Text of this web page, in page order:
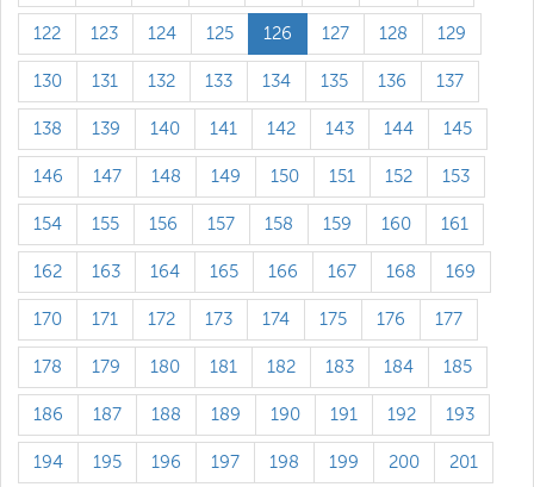
122 123 124 125 126 127 128 129
130 131 132 133 134 135 136 137
138 139 140 141 142 143 144 145
146 147 148 149 150 151 152 153
154 155 156 157 158 159 160 161
162 163 164 165 166 167 168 169
170 171 172 173 174 175 176 177
178 179 180 181 182 183 184 185
186 187 188 189 190 191 192 193
194 195 196 197 198 199 200 201